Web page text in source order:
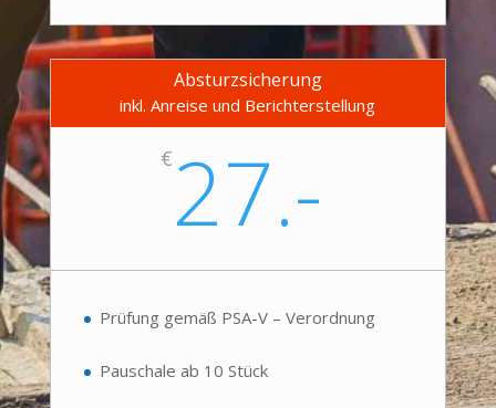
Absturzsicherung
inkl. Anreise und Berichterstellung
€ 27.-
Prüfung gemäß PSA-V – Verordnung
Pauschale ab 10 Stück